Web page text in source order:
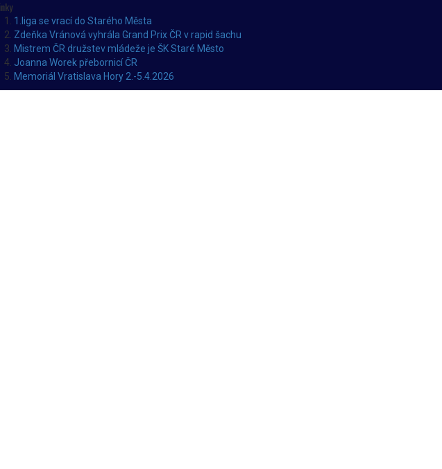
1.liga se vrací do Starého Města
Zdeňka Vránová vyhrála Grand Prix ČR v rapid šachu
Mistrem ČR družstev mládeže je ŠK Staré Město
Joanna Worek přebornicí ČR
Memoriál Vratislava Hory 2.-5.4.2026